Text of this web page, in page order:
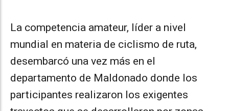
La competencia amateur, líder a nivel
mundial en materia de ciclismo de ruta,
desembarcó una vez más en el
departamento de Maldonado donde los
participantes realizaron los exigentes